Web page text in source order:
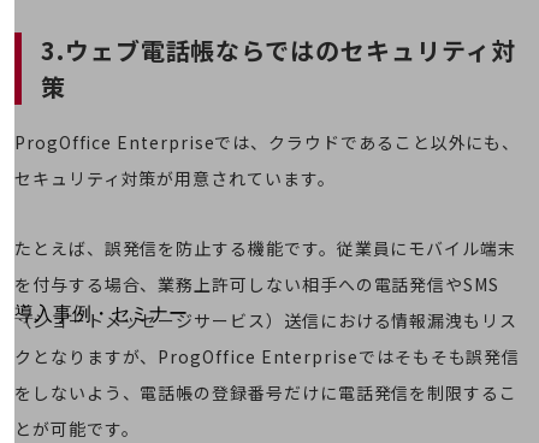
セキュリティ
運用保守・故障紛失サポート
お手続き
別ウィンドウで開きます
サービスをご利用中のお客さま
導入事例・セミナー
最新の導入事例や注目の導入事例をご紹介します
セミナー
3.ウェブ電話帳ならではのセキュリティ対
策
ProgOffice Enterpriseでは、クラウドであること以外にも、
セキュリティ対策が用意されています。
たとえば、誤発信を防止する機能です。従業員にモバイル端末
を付与する場合、業務上許可しない相手への電話発信やSMS
（ショートメッセージサービス）送信における情報漏洩もリス
クとなりますが、ProgOffice Enterpriseではそもそも誤発信
をしないよう、電話帳の登録番号だけに電話発信を制限するこ
とが可能です。